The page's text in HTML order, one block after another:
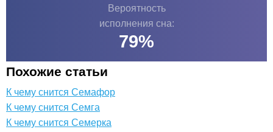
Вероятность
исполнения сна:
79%
Похожие статьи
К чему снится Семафор
К чему снится Семга
К чему снится Семерка